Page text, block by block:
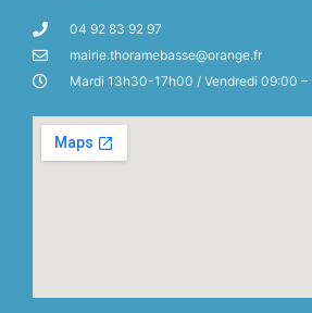
04 92 83 92 97
mairie.thoramebasse@orange.fr
Mardi 13h30-17h00 / Vendredi 09:00 –